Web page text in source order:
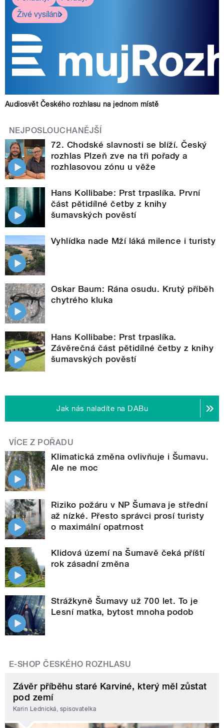
Živé vysílání
Audiosvět Českého rozhlasu na jednom místě
NEJPOSLOUCHANĚJŠÍ
72. Chodské slavnosti se blíží. Český
rozhlas Plzeň zve na tři pořady a
rozhlasovou zónu u věže
Hans Kollibabe: Prst trpaslíka. První
část pětidílné četby z knihy
šumavských pověstí
Vyhlídka nade Mží láká milence i turisty
Oskar Baum: Rána osudu. Krutý příběh
chytrého kluka
Hans Kollibabe: Prst trpaslíka.
Závěrečná část pětidílné četby z knihy
šumavských pověstí
Jak nás naladíte na DABu
VÍCE Z POŘADU
Klimatická změna ovlivňuje i Šumavu.
Ale ne moc
Riziko požáru v NP Šumava je střední
až nízké. Přesto správci prosí turisty
o maximální opatrnost
Klidová území na Šumavě čeká příští
rok zásadní změna
Strážkyně Šumavy už 700 let. To je
Lesní matka, bytost mnoha podob
E-SHOP ČESKÉHO ROZHLASU
Závěr příběhu staré Karviné, který měl zůstat
pod zemí
Karin Lednická, spisovatelka